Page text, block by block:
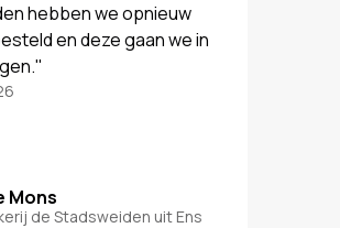
hebben we opnieuw
en deze gaan we in
Mons
de Stadsweiden uit Ens